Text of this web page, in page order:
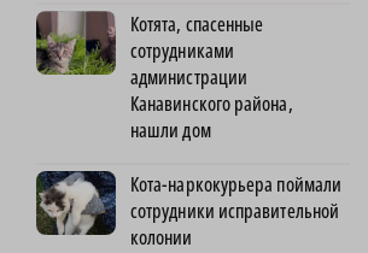
Котята, спасенные
сотрудниками
администрации
Канавинского района,
нашли дом
Кота-наркокурьера поймали
сотрудники исправительной
колонии